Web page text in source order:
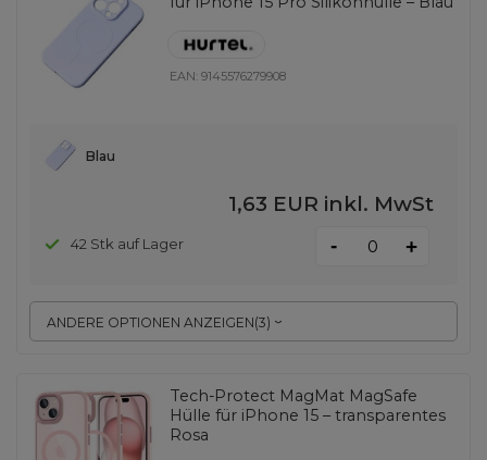
EAN:9145576279908
ANDERE OPTIONEN ANZEIGEN(3)
Blau
1,63 EUR inkl. MwSt
42 Stk auf Lager - +
Tech-Protect MagMat MagSafe
Hülle für iPhone 15 – transparentes
Rosa